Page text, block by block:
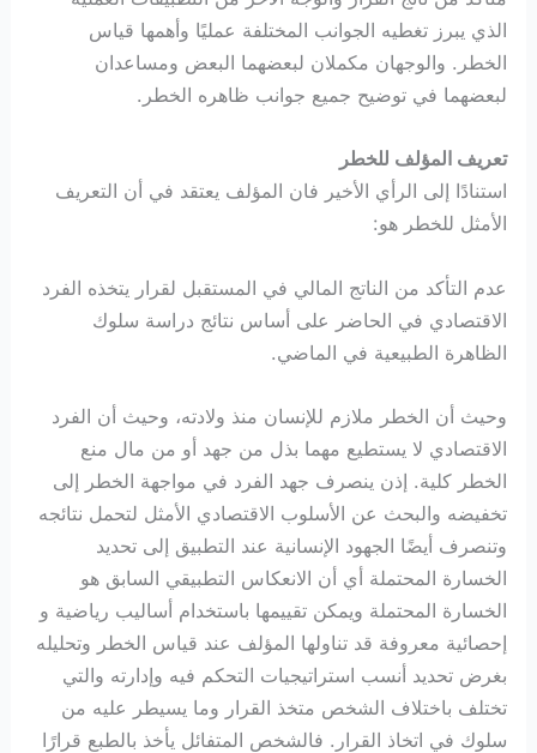
الذي يبرز تغطيه الجوانب المختلفة عمليًا وأهمها قياس
الخطر. والوجهان مكملان لبعضهما البعض ومساعدان
لبعضهما في توضيح جميع جوانب ظاهره الخطر.
تعريف المؤلف للخطر
استنادًا إلى الرأي الأخير فان المؤلف يعتقد في أن التعريف
الأمثل للخطر هو:
عدم التأكد من الناتج المالي في المستقبل لقرار يتخذه الفرد
الاقتصادي في الحاضر على أساس نتائج دراسة سلوك
الظاهرة الطبيعية في الماضي.
وحيث أن الخطر ملازم للإنسان منذ ولادته، وحيث أن الفرد
الاقتصادي لا يستطيع مهما بذل من جهد أو من مال منع
الخطر كلية. إذن ينصرف جهد الفرد في مواجهة الخطر إلى
تخفيضه والبحث عن الأسلوب الاقتصادي الأمثل لتحمل نتائجه
وتنصرف أيضًا الجهود الإنسانية عند التطبيق إلى تحديد
الخسارة المحتملة أي أن الانعكاس التطبيقي السابق هو
الخسارة المحتملة ويمكن تقييمها باستخدام أساليب رياضية و
إحصائية معروفة قد تناولها المؤلف عند قياس الخطر وتحليله
بغرض تحديد أنسب استراتيجيات التحكم فيه وإدارته والتي
تختلف باختلاف الشخص متخذ القرار وما يسيطر عليه من
سلوك في اتخاذ القرار. فالشخص المتفائل يأخذ بالطبع قرارًا